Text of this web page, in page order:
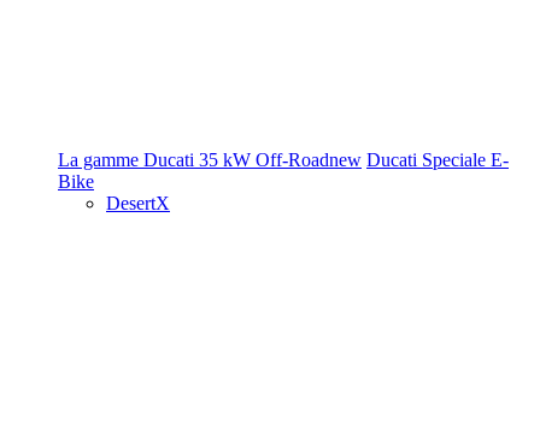
La gamme Ducati 35 kW Off-Roadnew Ducati Speciale E-
Bike
DesertX